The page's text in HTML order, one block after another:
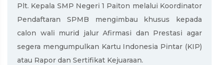
Plt. Kepala SMP Negeri 1 Paiton melalui Koordinator
Pendaftaran SPMB mengimbau khusus kepada
calon wali murid jalur Afirmasi dan Prestasi agar
segera mengumpulkan Kartu Indonesia Pintar (KIP)
atau Rapor dan Sertifikat Kejuaraan.